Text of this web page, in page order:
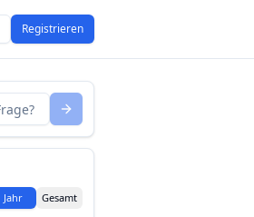
Registrieren
Jahr Gesamt